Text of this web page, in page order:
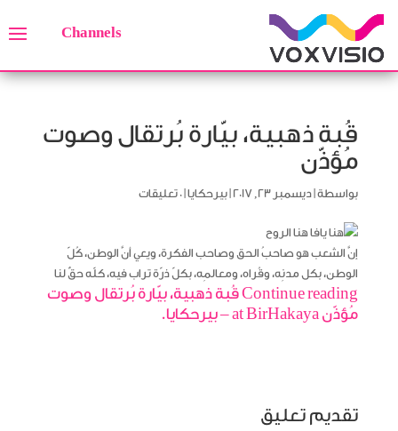
Channels
قُبة ذهبية، بيّارة بُرتقال وصوت
مُؤذّن
بواسطة ديسمبر 23, 2017 بيرحكايا| 0 تعليقات
إنَّ الشعب هو صاحبُ الحق وصاحب الفكرة، ويعي أنَّ الوطن، كُلّ
الوطن، بكل مدنِه، وقُراه، ومعالمِه، بكلّ ذرّة تراب فيه، كلّه حقٌ لنا
Continue reading قُبة ذهبية، بيّارة بُرتقال وصوت
مُؤذّن at BirHakaya – بيرحكايا.
تقديم تعليق